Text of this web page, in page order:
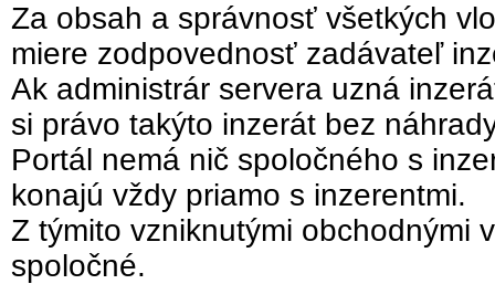
Za obsah a správnosť všetkých
miere zodpovednosť zadávateľ
Ak administrár servera uzná
si právo takýto inzerát bez
Portál nemá nič spoločného s
konajú vždy priamo s inzerentmi.
Z týmito vzniknutými obchodnými
spoločné.